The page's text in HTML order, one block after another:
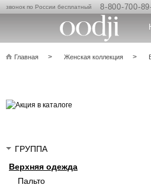
звонок по России бесплатный 8-800-700-
Главная Женская коллекция
ГРУППА
Верхняя одежда
Пальто